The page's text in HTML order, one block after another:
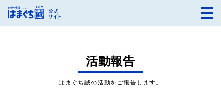
活動報告
はまぐち誠の活動をご報告します。